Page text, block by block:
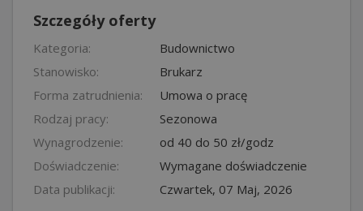
Szczegóły oferty
Kategoria:
Budownictwo
Stanowisko:
Brukarz
Forma zatrudnienia:
Umowa o pracę
Rodzaj pracy:
Sezonowa
Wynagrodzenie:
od 40 do 50 zł/godz
Doświadczenie:
Wymagane doświadczenie
Data publikacji:
Czwartek, 07 Maj, 2026